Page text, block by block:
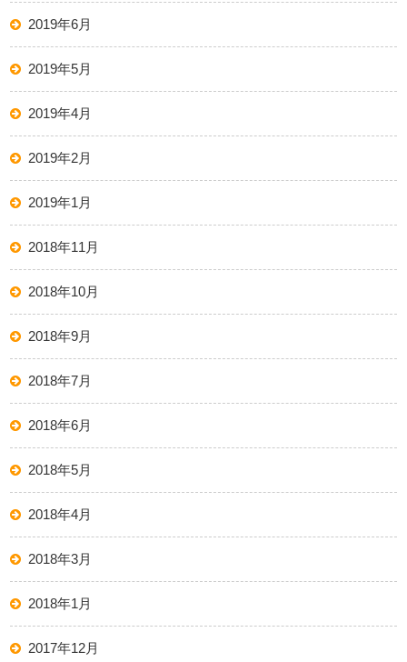
2019年6月
2019年5月
2019年4月
2019年2月
2019年1月
2018年11月
2018年10月
2018年9月
2018年7月
2018年6月
2018年5月
2018年4月
2018年3月
2018年1月
2017年12月